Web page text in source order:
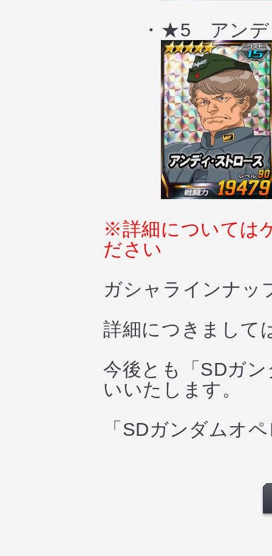
・★5 アンディ
※詳細については
ださい
ガシャラインナッ
詳細につきまして
今後とも「SDガ
いいたします。
「SDガンダムオ